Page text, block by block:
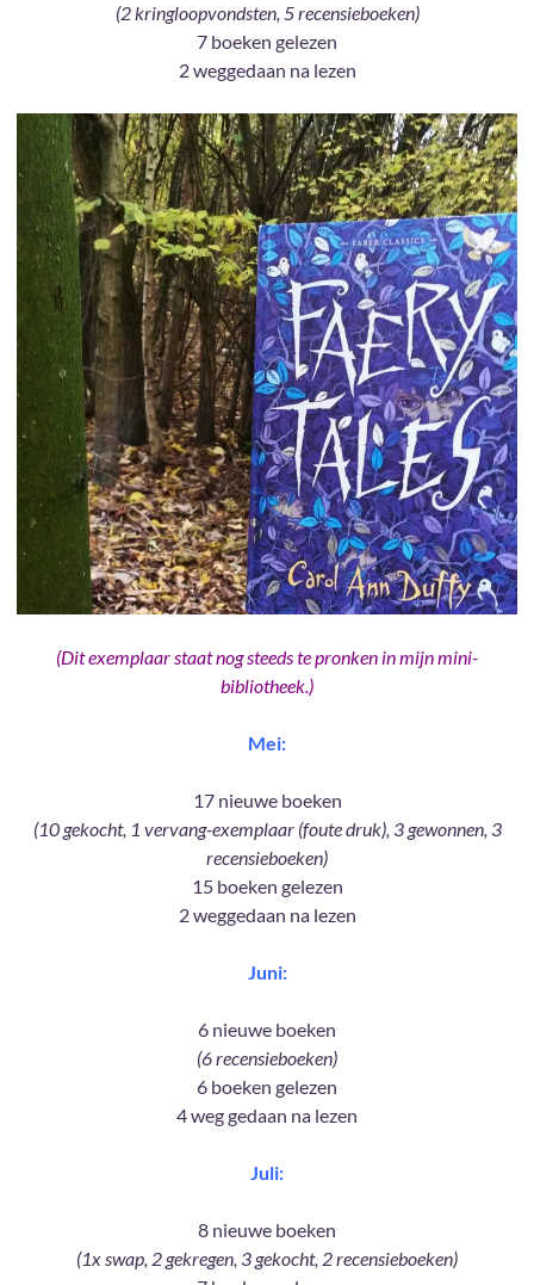
(2 kringloopvondsten, 5 recensieboeken)
7 boeken gelezen
2 weggedaan na lezen
(Dit exemplaar staat nog steeds te pronken in mijn mini-
bibliotheek.)
Mei:
17 nieuwe boeken
(10 gekocht, 1 vervang-exemplaar (foute druk), 3 gewonnen, 3
recensieboeken)
15 boeken gelezen
2 weggedaan na lezen
Juni:
6 nieuwe boeken
(6 recensieboeken)
6 boeken gelezen
4 weg gedaan na lezen
Juli:
8 nieuwe boeken
(1x swap, 2 gekregen, 3 gekocht, 2 recensieboeken)